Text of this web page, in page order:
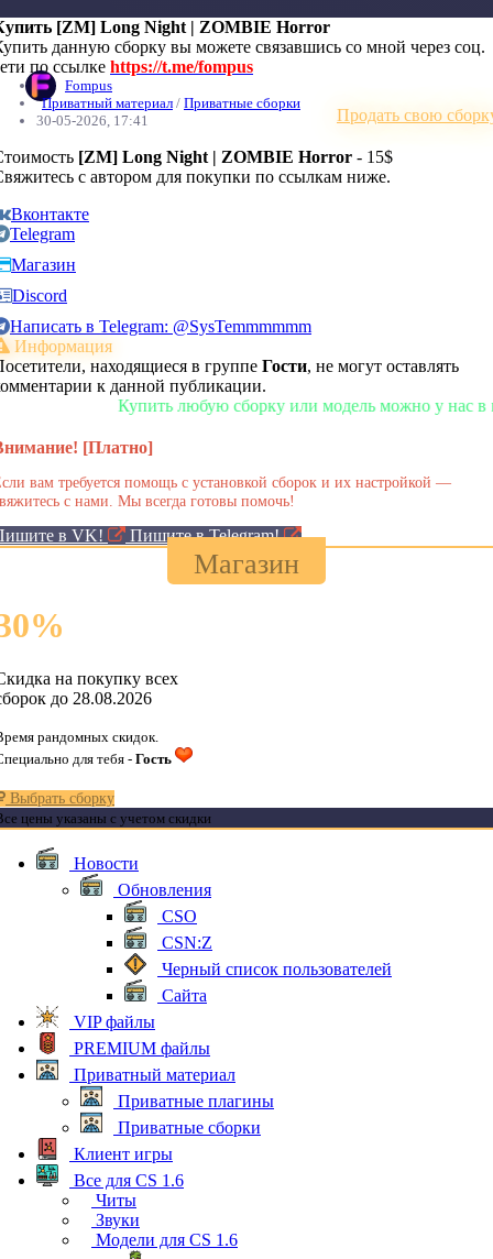
[ZM] Long Night | ZOMBIE Horror
данную сборку вы можете связавшись со мной через соц.
по ссылке https://t.me/fompus
Fompus
Приватный материал / Приватные сборки
30-05-2026, 17:41
Продать свою
[ZM] Long Night | ZOMBIE Horror - 15$
с автором для покупки по ссылкам ниже.
Вконтакте
Telegram
Магазин
Discord
Написать в Telegram: @SysTemmmmmm
Информация
находящиеся в группе Гости, не могут оставлять
к данной публикации.
Купить любую сборку или модель можно у нас в магазине!
[Платно]
вам требуется помощь с установкой сборок и их настройкой —
с нами. Мы всегда готовы помочь!
в VK! Пишите в Telegram!
Магазин
%
на покупку всех
до 28.08.2026
рандомных скидок.
для тебя - Гость
Выбрать сборку
цены указаны с учетом скидки
Новости
Обновления
CSO
CSN:Z
Черный список пользователей
Сайта
VIP файлы
PREMIUM файлы
Приватный материал
Приватные плагины
Приватные сборки
Клиент игры
Все для CS 1.6
Читы
Звуки
Модели для CS 1.6